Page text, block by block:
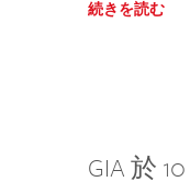
続きを読む
GIA 於